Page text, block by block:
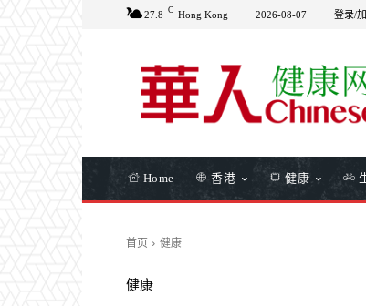
27.8 C Hong Kong 2026-08-07 登录/
Home 香港 健康
首页 健康
健康